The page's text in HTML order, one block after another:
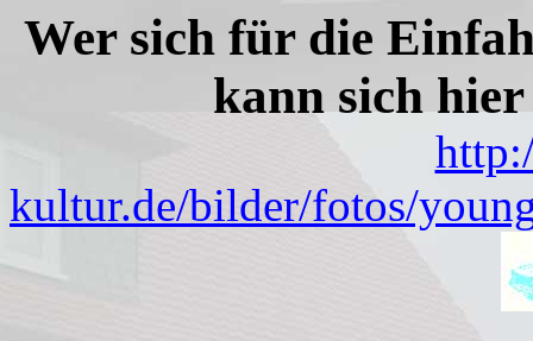
Wer sich für die
kann sich
kultur.de/bilder/fotos/